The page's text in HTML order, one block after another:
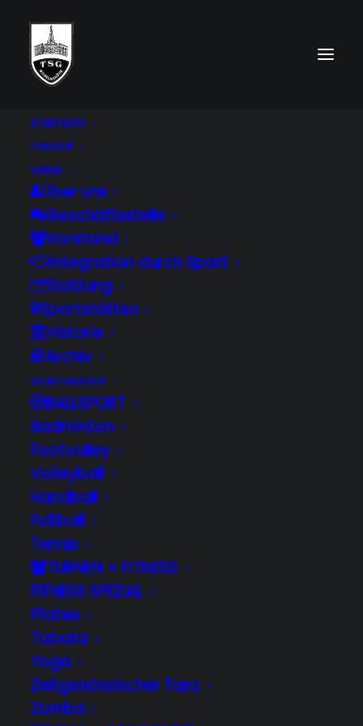
STARTSEITE
FANSHOP
VEREIN
Über uns
Geschäftsstelle
Vorstand
Integration durch Sport
Satzung
Sportstätten
Historie
Archiv
SPORTANGEBOT
BALLSPORT
Badminton
Footvolley
Volleyball
Handball
Fußball
Tennis
TURNEN + FITNESS
FITNESS SPEZIAL
Pilates
Tabata
Yoga
Zeitgenössischer Tanz
Zumba
Rechtliches
Impressum
Datenschutz
Informationen
Kontakt
Mitgliedschaft
Konzept & Design | Sportmedia
Solutions
© 2026 TSG Wilhelmshöhe 1883 e.V.. All rights reserved